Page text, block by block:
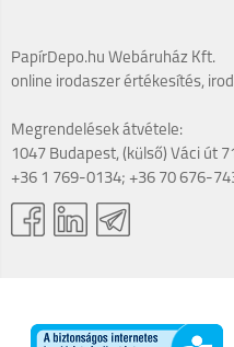
PapírDepo.hu Webáruház Kft.
online irodaszer értékesítés,
Megrendelések átvétele:
1047 Budapest, (külső) Váci út
+36 1 769-0134; +36 70 676-